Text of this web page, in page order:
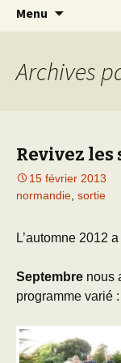
Menu
Archives
Revivez les
15 février 2013
normandie sortie
L’automne 2012
Septembre nous
programme varié :